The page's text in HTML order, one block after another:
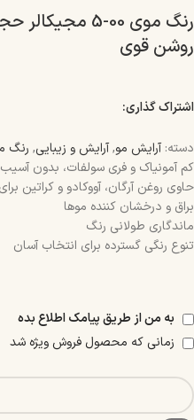
روشن قوی
اشتراک گذاری:
دسته: آرایش مو,آرایش و زیبایی, رنگ
کم آمونیاک و فری سولفات، بدون
حاوی روغن آرگان، آووکادو و کراتین
براق و درخشان کننده موها
ماندگاری طولانی رنگ
تنوع رنگی گسترده برای انتخاب آسان
به من از طریق پیامک اطلاع بده
زمانی که محصول فروش ویژه شد